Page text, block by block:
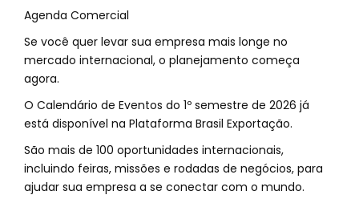
Agenda Comercial
Se você quer levar sua empresa mais longe no
mercado internacional, o planejamento começa
agora.
O Calendário de Eventos do 1º semestre de 2026 já
está disponível na Plataforma Brasil Exportação.
São mais de 100 oportunidades internacionais,
incluindo feiras, missões e rodadas de negócios, para
ajudar sua empresa a se conectar com o mundo.